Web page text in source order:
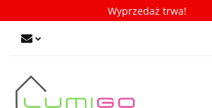
Wyprzedaż trwa!